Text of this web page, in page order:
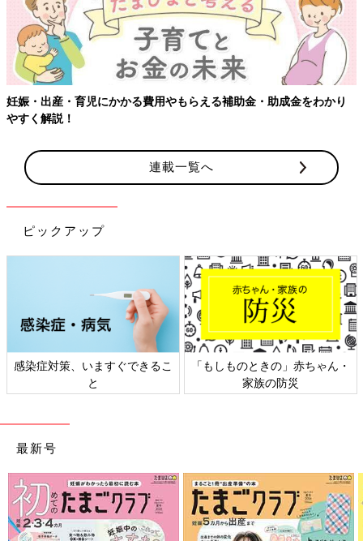
妊娠・出産・育児にかかる費用やもらえる補助金・助成金をわかり
やすく解説！
連載一覧へ
ピックアップ
感染症対策、いますぐできるこ
と
「もしものときの」赤ちゃん・
家族の防災
最新号